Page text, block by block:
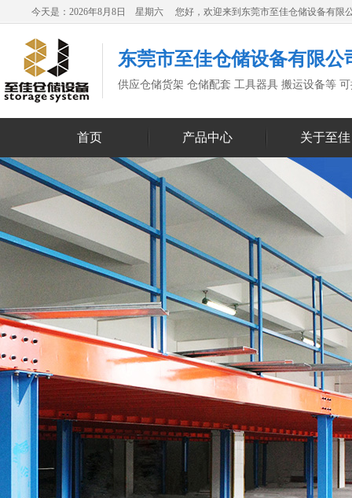
今天是：2026年8月8日 星期六 您好，欢迎来到东莞市至佳仓储设备有限
东莞市至佳仓储设备有限公
供应仓储货架 仓储配套 工具器具 搬运设备等
首页 产品中心 关于至佳